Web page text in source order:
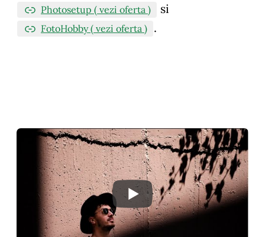
Photosetup ( vezi oferta ) si
FotoHobby ( vezi oferta ) .